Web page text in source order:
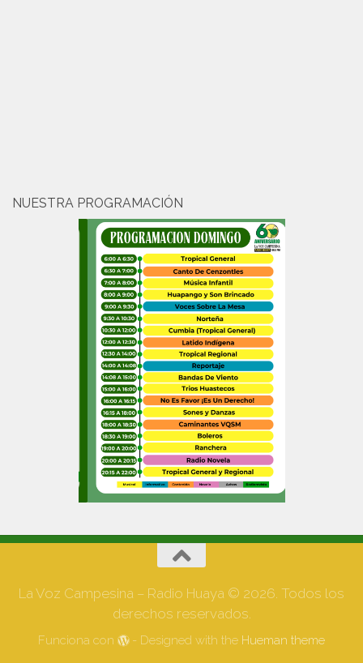
NUESTRA PROGRAMACIÓN
La Voz Campesina – Radio Huaya © 2026. Todos los
derechos reservados.
Funciona con - Designed with the Hueman theme